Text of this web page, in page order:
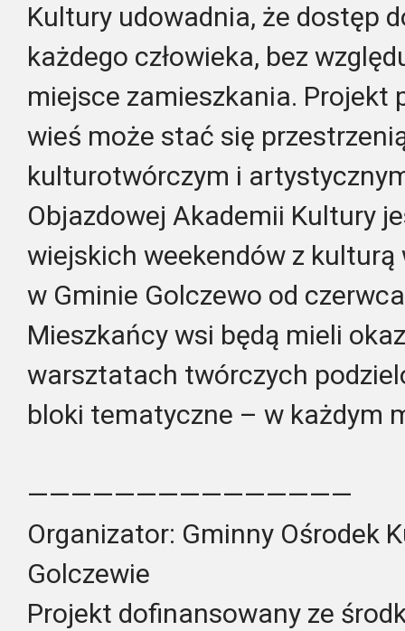
Kultury udowadnia, że dostęp
każdego człowieka, bez
miejsce zamieszkania. Projekt
wieś może stać się
kulturotwórczym i
Objazdowej Akademii Kultury
wiejskich weekendów z
w Gminie Golczewo od
Mieszkańcy wsi będą mieli
warsztatach twórczych
bloki tematyczne – w każdym
———————————————
Organizator: Gminny Ośrodek
Golczewie
Projekt dofinansowany ze